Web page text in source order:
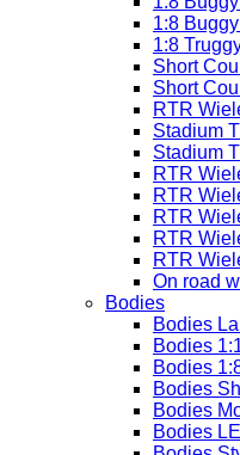
1:8
1:8
Short
Short
RTR
Stadium
Stadium
RTR
RTR
RTR
RTR
RTR
On road
Bodies
Bodies
Bodies
Bodies
Bodies
Bodies
Bodies